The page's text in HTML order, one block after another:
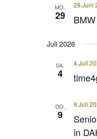
MO.
29
29.Juni
Juli 2026
SA.
4
4.Juli
DO.
9
in
9.Juli